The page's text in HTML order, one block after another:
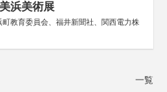
浜美術展
教育委員会、福井新聞社、関西電力株
一覧